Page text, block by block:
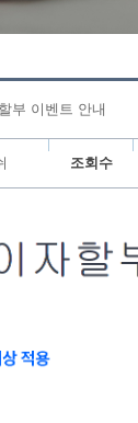
부 이벤트 안내
조회수